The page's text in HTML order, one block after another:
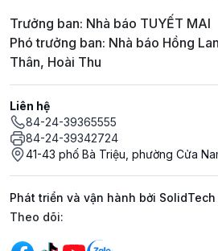
Trưởng ban: Nhà báo TUYẾT MAI
Phó trưởng ban: Nhà báo Hồng
Thân, Hoài Thu
Liên hệ
84-24-39365555
84-24-39342724
41-43 phố Bà Triệu, phường Cửa
Phát triển và vận hành bởi SolidTech
Mạng xã hội
Theo dõi: